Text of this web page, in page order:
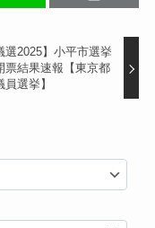
選2025】小平市選挙
票結果速報【東京都
選挙】